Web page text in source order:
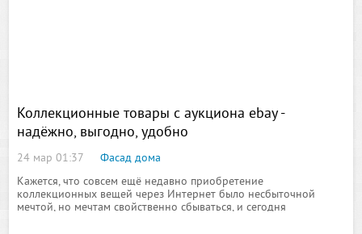
Коллекционные товары с аукциона ebay -
надёжно, выгодно, удобно
24 мар 01:37
Фасад дома
Кажется, что совсем ещё недавно приобретение
коллекционных вещей через Интернет было несбыточной
мечтой, но мечтам свойственно сбываться, и сегодня